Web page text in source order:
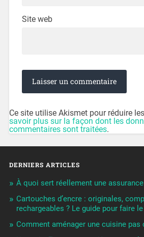
Site web
Ce site utilise Akismet pour réduire
savoir plus sur la façon dont les
commentaires sont traitées.
DERNIERS ARTICLES
À quoi sert réellement une
Cartouches d’encre : originales,
rechargeables ? Le guide pour faire
Comment aménager une cuisine pas